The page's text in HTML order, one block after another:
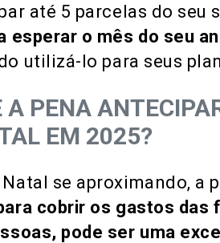
até 5 parcelas do seu
esperar o mês do seu
utilizá-lo para seus
A PENA
EM 2025?
Natal se aproximando, a
cobrir os gastos das
pode ser uma